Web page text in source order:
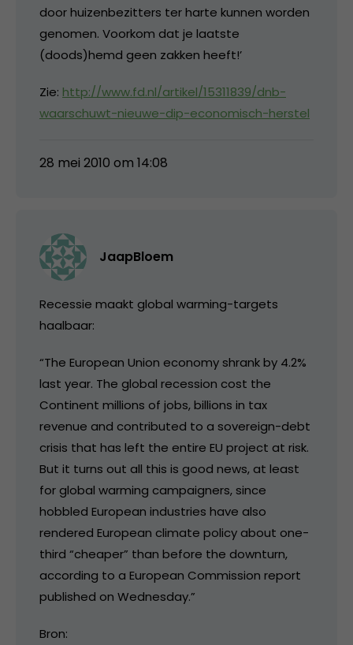
door huizenbezitters ter harte kunnen worden
genomen. Voorkom dat je laatste
(doods)hemd geen zakken heeft!’
Zie: http://www.fd.nl/artikel/15311839/dnb-
waarschuwt-nieuwe-dip-economisch-herstel
28 mei 2010 om 14:08
JaapBloem
Recessie maakt global warming-targets
haalbaar:
“The European Union economy shrank by 4.2%
last year. The global recession cost the
Continent millions of jobs, billions in tax
revenue and contributed to a sovereign-debt
crisis that has left the entire EU project at risk.
But it turns out all this is good news, at least
for global warming campaigners, since
hobbled European industries have also
rendered European climate policy about one-
third “cheaper” than before the downturn,
according to a European Commission report
published on Wednesday.”
Bron: